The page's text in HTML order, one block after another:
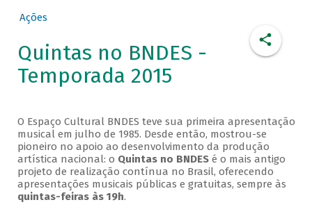
Ações
Quintas no BNDES -
Temporada 2015
O Espaço Cultural BNDES teve sua primeira apresentação
musical em julho de 1985. Desde então, mostrou-se
pioneiro no apoio ao desenvolvimento da produção
artística nacional: o Quintas no BNDESé o mais antigo
projeto de realização contínua no Brasil, oferecendo
apresentações musicais públicas e gratuitas, sempre às
quintas-feiras às 19h.